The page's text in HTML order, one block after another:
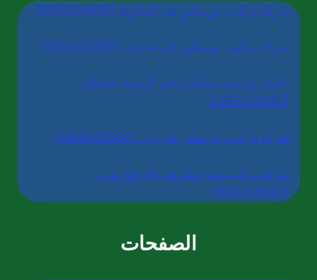
شركة تركيب بورسلين في الشارقة |0565405680
شركة تركيب بورسلين في عجمان |0565405680
تكسير وترميم حمامات في الرميلة بعجمان
شركة تركيب بورسلين في دبي |0565405680
شركة تركيب سيراميك في الورقاء بدبي
الصفحات